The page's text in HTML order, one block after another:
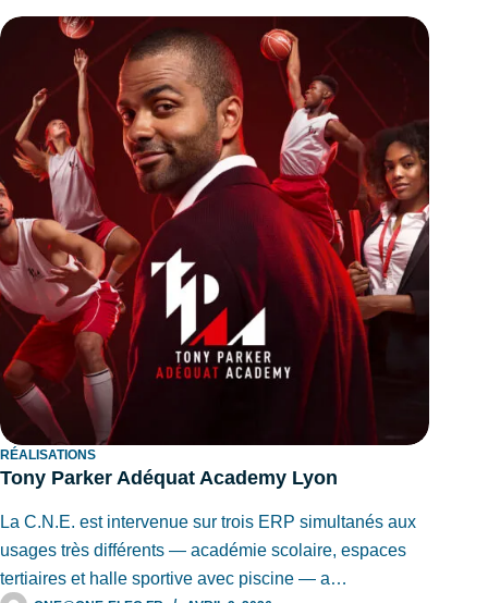
RÉALISATIONS
Tony Parker Adéquat Academy Lyon
La C.N.E. est intervenue sur trois ERP simultanés aux
usages très différents — académie scolaire, espaces
tertiaires et halle sportive avec piscine — a…